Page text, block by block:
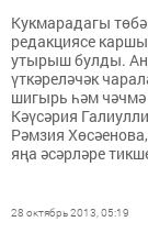
Кукмарадагы
редакциясе
утырыш булды.
үткәреләчәк
шигырь һәм
Кәүсәрия
Рәмзия
яңа әсәрләре
28 октябрь 2013, 05:19